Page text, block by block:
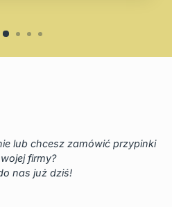
lub chcesz zamówić przypinki
firmy?
nas już dziś!